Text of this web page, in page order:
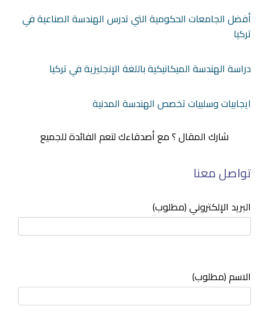
أفضل الجامعات الحكومية التي تدرس الهندسة الصناعية في
تركيا
دراسة الهندسة الميكانيكية باللغة الإنجليزية في تركيا
ايجابيات وسلبيات تخصص الهندسة المدنية
شارك المقال ؟ مع أصدقاءك لتعم الفائدة للجميع
تواصل معنا
البريد الإلكتروني (مطلوب)
الاسم (مطلوب)